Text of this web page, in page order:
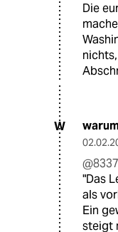
Die
W
"Das
als
Ein
steigt